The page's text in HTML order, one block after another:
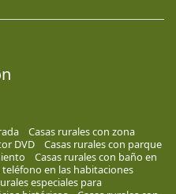
Casas rurales con zona
DVD
Casas rurales con parque
Casas rurales con baño en
teléfono en las habitaciones
especiales para